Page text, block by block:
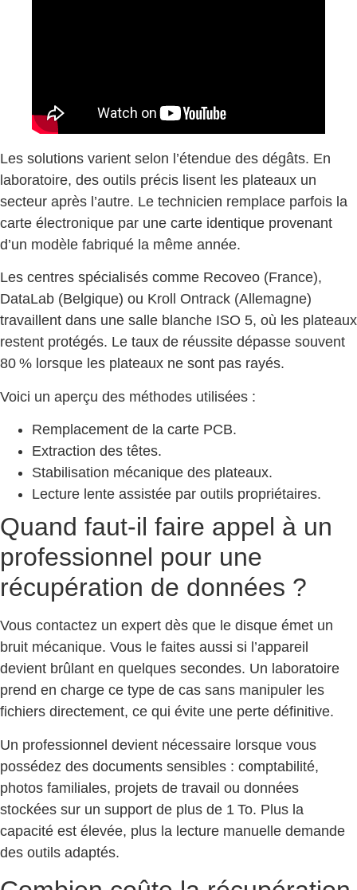
Les solutions varient selon l’étendue des dégâts. En
laboratoire, des outils précis lisent les plateaux un
secteur après l’autre. Le technicien remplace parfois la
carte électronique par une carte identique provenant
d’un modèle fabriqué la même année.
Les centres spécialisés comme Recoveo (France),
DataLab (Belgique) ou Kroll Ontrack (Allemagne)
travaillent dans une salle blanche ISO 5, où les plateaux
restent protégés. Le taux de réussite dépasse souvent
80 % lorsque les plateaux ne sont pas rayés.
Voici un aperçu des méthodes utilisées :
Remplacement de la carte PCB.
Extraction des têtes.
Stabilisation mécanique des plateaux.
Lecture lente assistée par outils propriétaires.
Quand faut-il faire appel à un
professionnel pour une
récupération de données ?
Vous contactez un expert dès que le disque émet un
bruit mécanique. Vous le faites aussi si l’appareil
devient brûlant en quelques secondes. Un laboratoire
prend en charge ce type de cas sans manipuler les
fichiers directement, ce qui évite une perte définitive.
Un professionnel devient nécessaire lorsque vous
possédez des documents sensibles : comptabilité,
photos familiales, projets de travail ou données
stockées sur un support de plus de 1 To. Plus la
capacité est élevée, plus la lecture manuelle demande
des outils adaptés.